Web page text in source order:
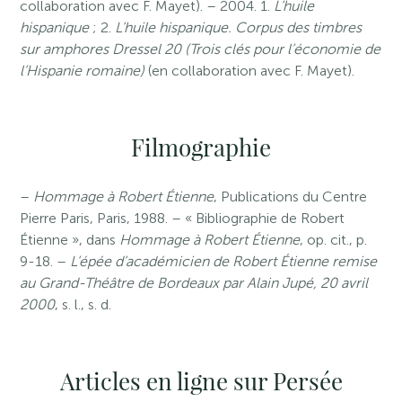
collaboration avec F. Mayet). – 2004. 1. L’huile
hispanique; 2. L’huile hispanique. Corpus des timbres
sur amphores Dressel 20 (Trois clés pour l’économie de
l’Hispanie romaine) (en collaboration avec F. Mayet).
Filmographie
– Hommage à Robert Étienne, Publications du Centre
Pierre Paris, Paris, 1988. – « Bibliographie de Robert
Étienne », dans Hommage à Robert Étienne, op. cit., p.
9-18. – L’épée d’académicien de Robert Étienne remise
au Grand-Théâtre de Bordeaux par Alain Jupé, 20 avril
2000, s. l., s. d.
Articles en ligne sur Persée